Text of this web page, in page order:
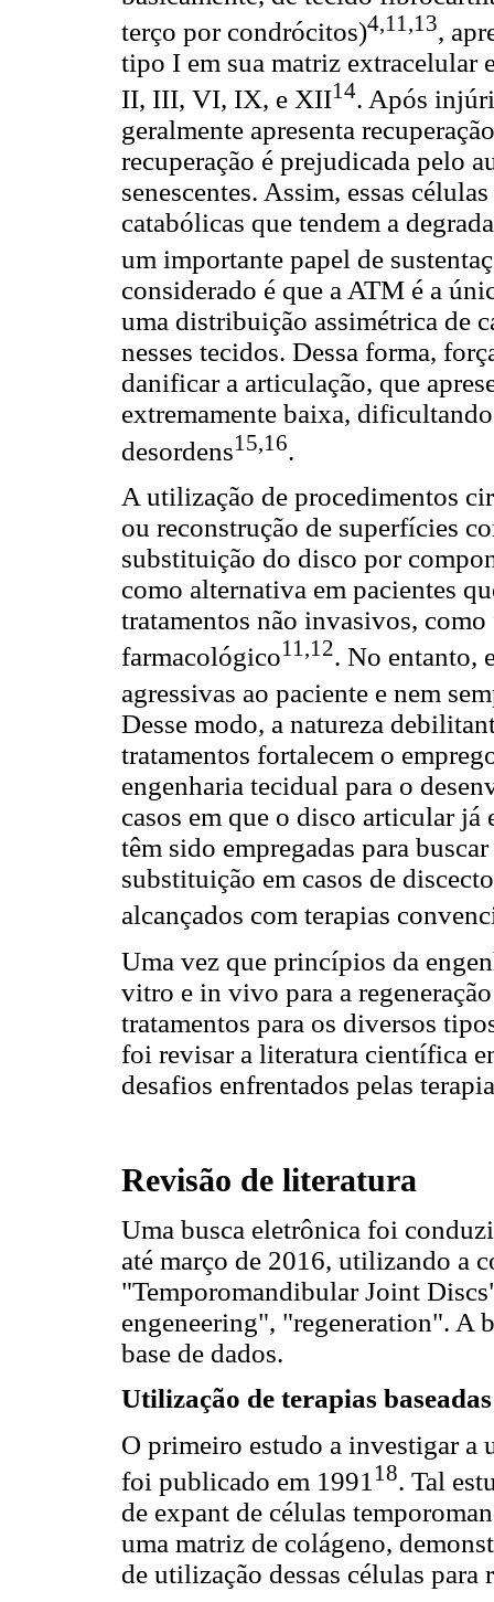
terço por condrócitos)4,11,13,
tipo I em sua matriz extracelular
II, III, VI, IX, e XII14. Após
geralmente apresenta
recuperação é prejudicada pelo
senescentes. Assim, essas
catabólicas que tendem a
um importante papel de
considerado é que a ATM é a
uma distribuição assimétrica de
nesses tecidos. Dessa forma,
danificar a articulação, que
extremamente baixa,
desordens15,16.
A utilização de procedimentos
ou reconstrução de superfícies
substituição do disco por
como alternativa em pacientes
tratamentos não invasivos,
farmacológico11,12. No entanto,
agressivas ao paciente e nem
Desse modo, a natureza
tratamentos fortalecem o
engenharia tecidual para o
casos em que o disco articular já
têm sido empregadas para
substituição em casos de
alcançados com terapias
Uma vez que princípios da
vitro e in vivo para a
tratamentos para os diversos
foi revisar a literatura científica
desafios enfrentados pelas
Revisão de literatura
Uma busca eletrônica foi
até março de 2016, utilizando a
"Temporomandibular Joint
engeneering", "regeneration". A
base de dados.
Utilização de terapias
O primeiro estudo a investigar a
foi publicado em 1991 18. Tal
de expant de células
uma matriz de colágeno,
de utilização dessas células